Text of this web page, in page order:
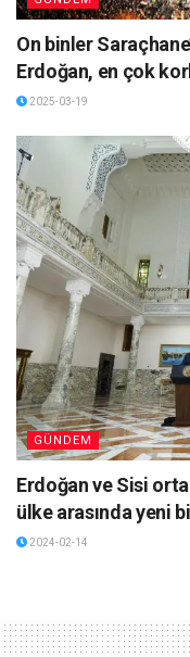
On binler
Erdoğan, en çok
2025-03-19
GÜNDEM
Erdoğan ve Sisi
ülke arasında yeni
2024-02-14